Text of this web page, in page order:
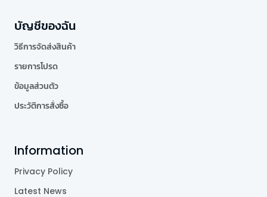
บัญชีของฉัน
วิธีการจัดส่งสินค้า
รายการโปรด
ข้อมูลส่วนตัว
ประวัติการสั่งซื้อ
Information
Privacy Policy
Latest News